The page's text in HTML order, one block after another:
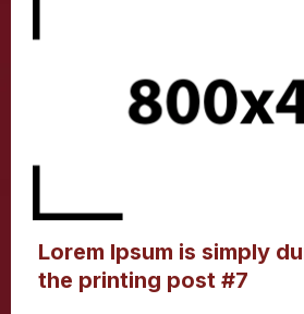
Lorem Ipsum is simply
the printing post #7